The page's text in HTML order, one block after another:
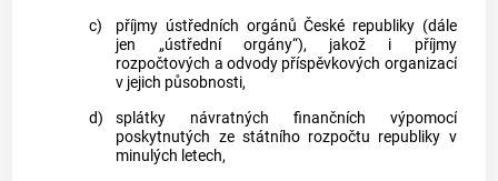
c)
příjmy ústředních orgánů České republiky (dále
jen „ústřední orgány“), jakož i příjmy
rozpočtových a odvody příspěvkových organizací
v jejich působnosti,
d)
splátky návratných finančních výpomocí
poskytnutých ze státního rozpočtu republiky v
minulých letech,